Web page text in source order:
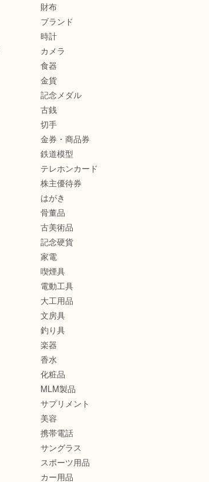
財布
ブランド
時計
カメラ
食器
金貨
記念メダル
古銭
切手
金券・商品券
鉄道模型
テレホンカード
株主優待券
はがき
骨董品
古美術品
記念硬貨
家電
喫煙具
電動工具
大工用品
文房具
釣り具
楽器
香水
化粧品
MLM製品
サプリメント
美容
携帯電話
サングラス
スポーツ用品
カー用品